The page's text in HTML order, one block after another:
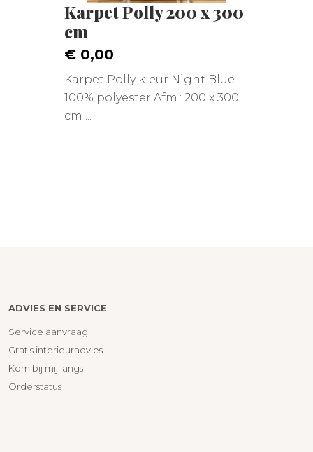
Karpet Polly 200 x 300
cm
€ 0,00
Karpet Polly kleur Night Blue
100% polyester Afm.: 200 x 300
cm ...
ADVIES EN SERVICE
Service aanvraag
Gratis interieuradvies
Kom bij mij langs
Orderstatus